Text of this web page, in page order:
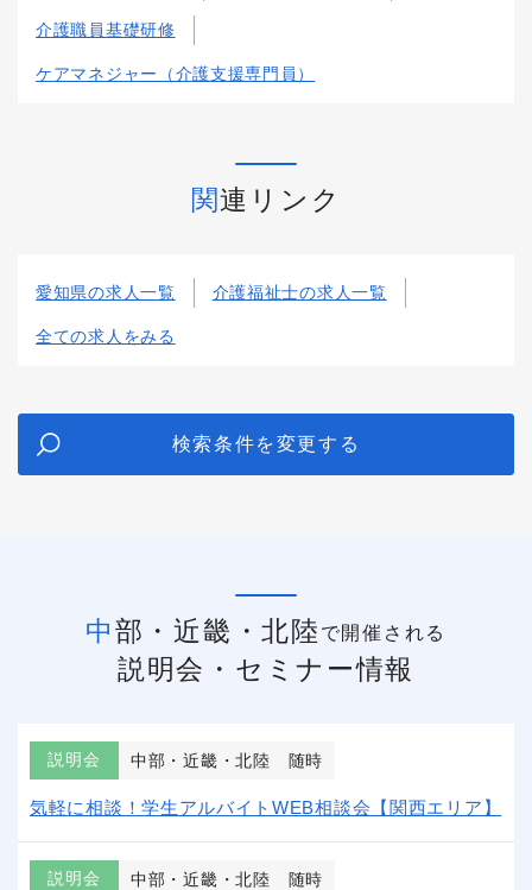
介護職員基礎研修
ケアマネジャー（介護支援専門員）
関連リンク
愛知県の求人一覧 介護福祉士の求人一覧
全ての求人をみる
検索条件を変更する
中部・近畿・北陸 で開催される
説明会・セミナー情報
説明会 中部・近畿・北陸 随時
気軽に相談！学生アルバイトWEB相談会【関西エリア】
説明会 中部・近畿・北陸 随時